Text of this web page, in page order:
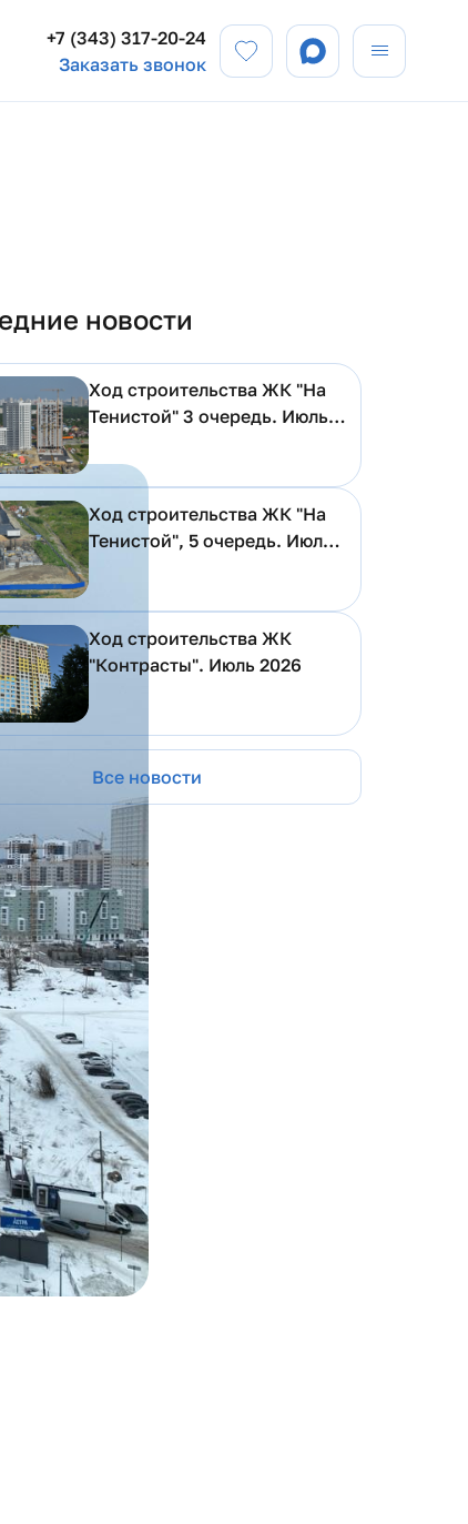
Заказать звонок
+7 (343) 317-20-24
новости
Ход строительства ЖК "На
Тенистой" 3 очередь. Июль
Ход строительства ЖК "На
Тенистой", 5 очередь. Июль
Ход строительства ЖК
"Контрасты". Июль 2026
Все новости